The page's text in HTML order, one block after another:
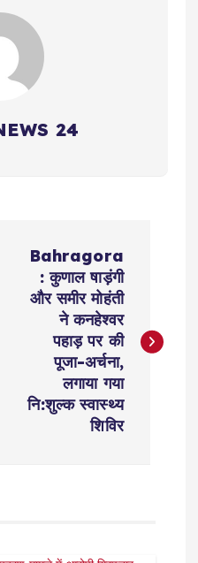
24
Bahragora
: कुणाल षाड़ंगी
और समीर मोहंती
ने कनहेश्वर
पहाड़ पर की
पूजा-अर्चना,
लगाया गया
नि:शुल्क स्वास्थ्य
शिविर